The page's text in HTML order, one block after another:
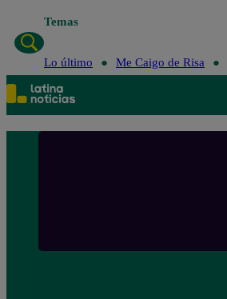
Temas
Lo último Me Caigo de Risa